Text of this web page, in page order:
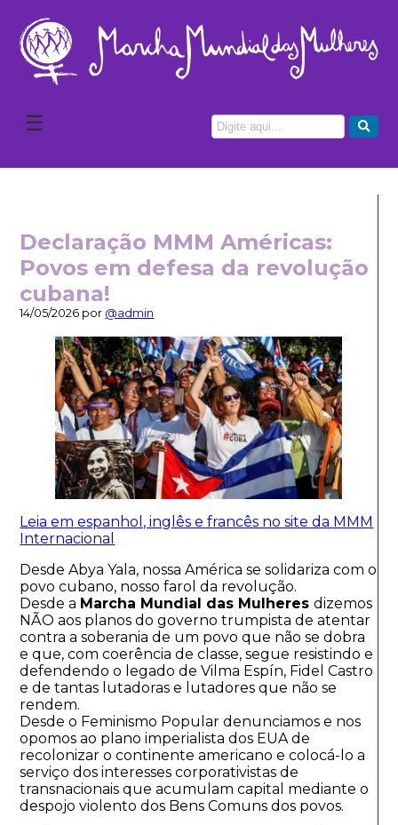
☰
Declaração MMM Américas:
Povos em defesa da revolução
cubana!
14/05/2026 por @admin
Leia em espanhol, inglês e francês no site da MMM
Internacional
Desde Abya Yala, nossa América se solidariza com o
povo cubano, nosso farol da revolução.
Desde a Marcha Mundial das Mulheresdizemos
NÃO aos planos do governo trumpista de atentar
contra a soberania de um povo que não se dobra
e que, com coerência de classe, segue resistindo e
defendendo o legado de Vilma Espín, Fidel Castro
e de tantas lutadoras e lutadores que não se
rendem.
Desde o Feminismo Popular denunciamos e nos
opomos ao plano imperialista dos EUA de
recolonizar o continente americano e colocá-lo a
serviço dos interesses corporativistas de
transnacionais que acumulam capital mediante o
despojo violento dos Bens Comuns dos povos.